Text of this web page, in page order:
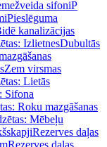
sifoniP
Pieslēguma
kanalizācijas
IzlietnesDubultās
Zem virsmas
Lietās
Sifona
Roku mazgāšanas
Mēbeļu
Rezerves daļas
Rezerves daļas